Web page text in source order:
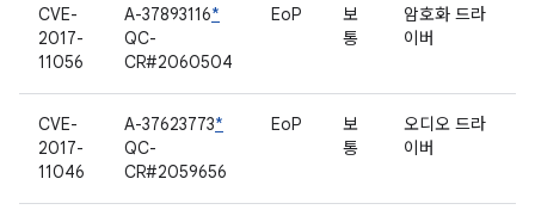
CVE-
2017-
11056
A-37893116*
QC-
CR#2060504
EoP
보
통
암호화 드라
이버
CVE-
2017-
11046
A-37623773*
QC-
CR#2059656
EoP
보
통
오디오 드라
이버